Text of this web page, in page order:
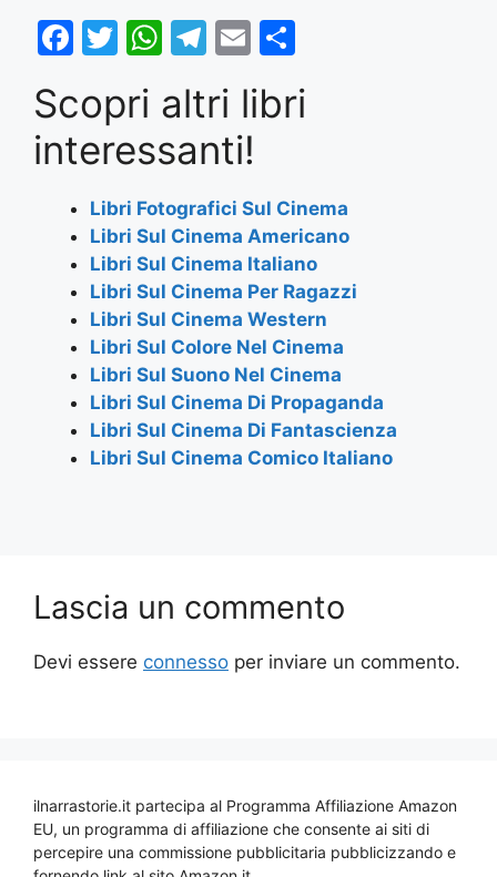
F
c
e
b
o
o
k
T
itt
er
W
at
s
A
p
p
T
e
gr
a
m
E
ai
l
ar
Scopri altri libri
interessanti!
Libri Fotografici Sul Cinema
Libri Sul Cinema Americano
Libri Sul Cinema Italiano
Libri Sul Cinema Per Ragazzi
Libri Sul Cinema Western
Libri Sul Colore Nel Cinema
Libri Sul Suono Nel Cinema
Libri Sul Cinema Di Propaganda
Libri Sul Cinema Di Fantascienza
Libri Sul Cinema Comico Italiano
Lascia un commento
Devi essere connesso per inviare un commento.
ilnarrastorie.it partecipa al Programma Affiliazione Amazon
EU, un programma di affiliazione che consente ai siti di
percepire una commissione pubblicitaria pubblicizzando e